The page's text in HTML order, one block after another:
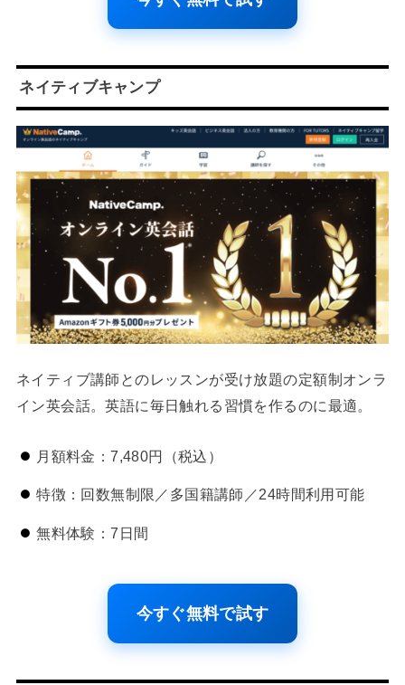
ネイティブキャンプ
ネイティブ講師とのレッスンが受け放題の定額制オンラ
イン英会話。英語に毎日触れる習慣を作るのに最適。
月額料金：7,480円（税込）
特徴：回数無制限／多国籍講師／24時間利用可能
無料体験：7日間
今すぐ無料で試す